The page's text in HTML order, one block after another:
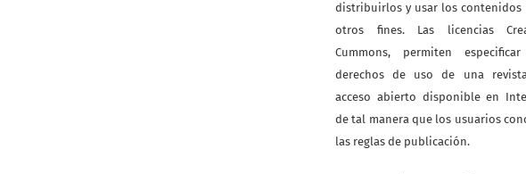
distribuirlos y usar los contenidos
otros fines. Las licencias
Cummons, permiten
derechos de uso de una
acceso abierto disponible en
de tal manera que los usuarios
las reglas de publicación.